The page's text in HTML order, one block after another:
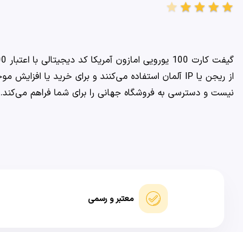
star
star
star
star
star
گیفت کارت 100 یورویی امازون آمریکا کد دیجیتالی با اعتبار 100 یورو است که برای خرید‌های جزئی و کوچک از سایت معتبر و جهانی آمازون استفاده می‌شود.
نیست و دسترسی به فروشگاه جهانی را برای شما فراهم می‌کند.
معتبر و رسمی